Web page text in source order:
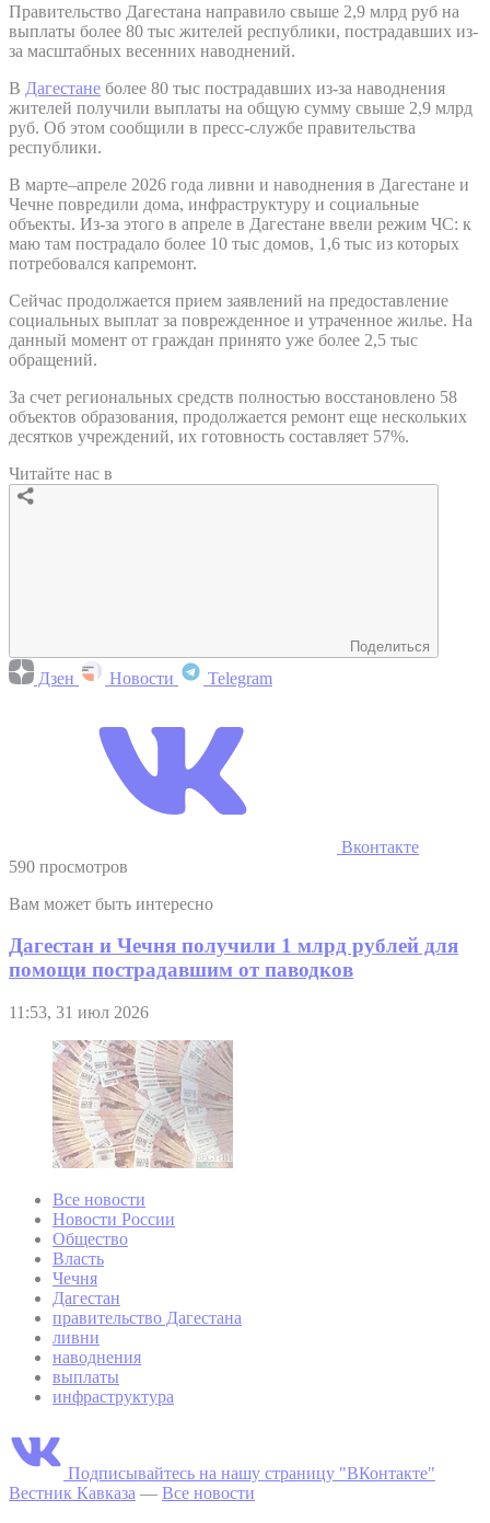
Правительство Дагестана направило свыше 2,9 млрд руб на
выплаты более 80 тыс жителей республики, пострадавших из-
за масштабных весенних наводнений.
В Дагестане более 80 тыс пострадавших из-за наводнения
жителей получили выплаты на общую сумму свыше 2,9 млрд
руб. Об этом сообщили в пресс-службе правительства
республики.
В марте–апреле 2026 года ливни и наводнения в Дагестане и
Чечне повредили дома, инфраструктуру и социальные
объекты. Из-за этого в апреле в Дагестане ввели режим ЧС: к
маю там пострадало более 10 тыс домов, 1,6 тыс из которых
потребовался капремонт.
Сейчас продолжается прием заявлений на предоставление
социальных выплат за поврежденное и утраченное жилье. На
данный момент от граждан принято уже более 2,5 тыс
обращений.
За счет региональных средств полностью восстановлено 58
объектов образования, продолжается ремонт еще нескольких
десятков учреждений, их готовность составляет 57%.
Читайте нас в
Поделиться
Дзен Новости Telegram
Вконтакте
590 просмотров
Вам может быть интересно
Дагестан и Чечня получили 1 млрд рублей для
помощи пострадавшим от паводков
11:53, 31 июл 2026
Все новости
Новости России
Общество
Власть
Чечня
Дагестан
правительство Дагестана
ливни
наводнения
выплаты
инфраструктура
Подписывайтесь на нашу страницу "ВКонтакте"
Вестник Кавказа — Все новости